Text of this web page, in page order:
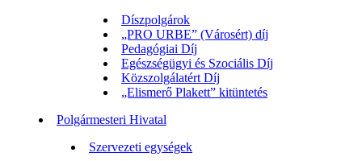
Díszpolgárok
„PRO URBE” (Városért) díj
Pedagógiai Díj
Egészségügyi és Szociális Díj
Közszolgálatért Díj
„Elismerő Plakett” kitüntetés
Polgármesteri Hivatal
Szervezeti egységek